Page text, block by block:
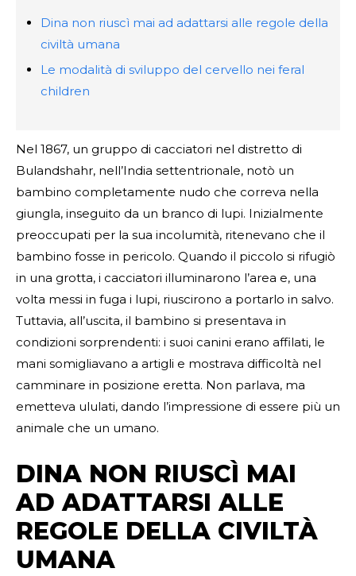
Dina non riuscì mai ad adattarsi alle regole della
civiltà umana
Le modalità di sviluppo del cervello nei feral
children
Nel 1867, un gruppo di cacciatori nel distretto di
Bulandshahr, nell’India settentrionale, notò un
bambino completamente nudo che correva nella
giungla, inseguito da un branco di lupi. Inizialmente
preoccupati per la sua incolumità, ritenevano che il
bambino fosse in pericolo. Quando il piccolo si rifugiò
in una grotta, i cacciatori illuminarono l’area e, una
volta messi in fuga i lupi, riuscirono a portarlo in salvo.
Tuttavia, all’uscita, il bambino si presentava in
condizioni sorprendenti: i suoi canini erano affilati, le
mani somigliavano a artigli e mostrava difficoltà nel
camminare in posizione eretta. Non parlava, ma
emetteva ululati, dando l’impressione di essere più un
animale che un umano.
DINA NON RIUSCÌ MAI
AD ADATTARSI ALLE
REGOLE DELLA CIVILTÀ
UMANA